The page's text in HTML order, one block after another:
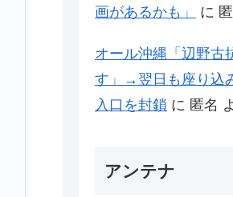
画があるかも」
に
オール沖縄「辺野古
す」→翌日も座り込
入口を封鎖 に 匿名
アンテナ